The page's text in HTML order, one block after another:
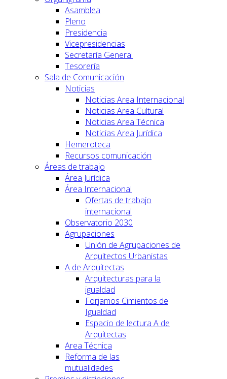
Asamblea
Pleno
Presidencia
Vicepresidencias
Secretaría General
Tesorería
Sala de Comunicación
Noticias
Noticias Area Internacional
Noticias Area Cultural
Noticias Area Técnica
Noticias Area Jurídica
Hemeroteca
Recursos comunicación
Áreas de trabajo
Área Jurídica
Área Internacional
Ofertas de trabajo
internacional
Observatorio 2030
Agrupaciones
Unión de Agrupaciones de
Arquitectos Urbanistas
A de Arquitectas
Arquitecturas para la
igualdad
Forjamos Cimientos de
Igualdad
Espacio de lectura A de
Arquitectas
Area Técnica
Reforma de las
mutualidades